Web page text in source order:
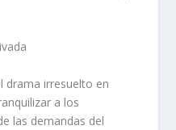
drama irresuelto en
a los
las demandas del